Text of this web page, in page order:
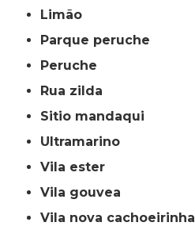
limão
parque peruche
peruche
rua zilda
sitio mandaqui
ultramarino
vila ester
vila gouvea
vila nova cachoeirinha